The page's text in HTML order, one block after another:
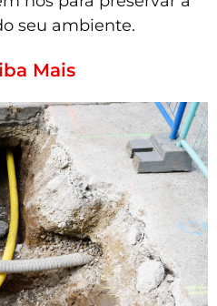
seu ambiente.
Mais